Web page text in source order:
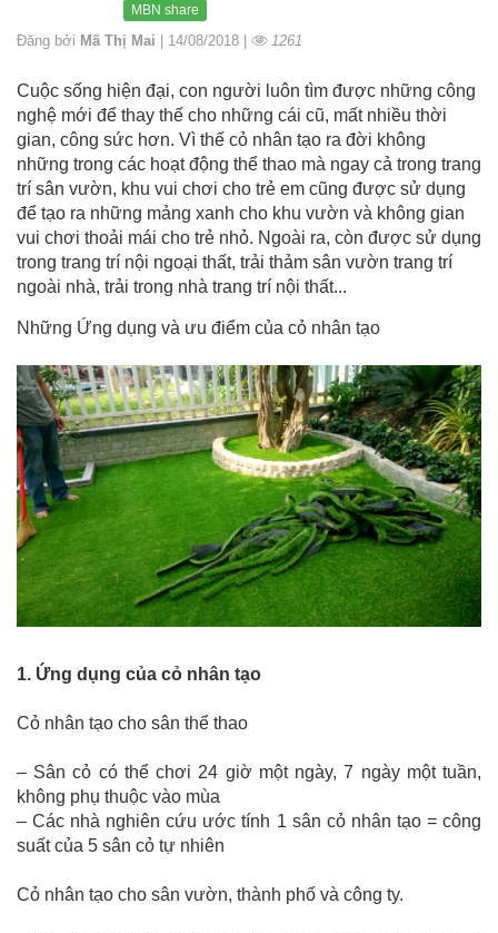
MBN share
Đăng bởi Mã Thị Mai | 14/08/2018 | 1261
Cuộc sống hiện đại, con người luôn tìm được những công
nghệ mới để thay thế cho những cái cũ, mất nhiều thời
gian, công sức hơn. Vì thế cỏ nhân tạo ra đời không
những trong các hoạt động thể thao mà ngay cả trong trang
trí sân vườn, khu vui chơi cho trẻ em cũng được sử dụng
để tạo ra những mảng xanh cho khu vườn và không gian
vui chơi thoải mái cho trẻ nhỏ. Ngoài ra, còn được sử dụng
trong trang trí nội ngoại thất, trải thảm sân vườn trang trí
ngoài nhà, trải trong nhà trang trí nội thất...
Những Ứng dụng và ưu điểm của cỏ nhân tạo
1. Ứng dụng của cỏ nhân tạo
Cỏ nhân tạo cho sân thể thao
– Sân cỏ có thể chơi 24 giờ một ngày, 7 ngày một tuần,
không phụ thuộc vào mùa
– Các nhà nghiên cứu ước tính 1 sân cỏ nhân tạo = công
suất của 5 sân cỏ tự nhiên
Cỏ nhân tạo cho sân vườn, thành phố và công ty.